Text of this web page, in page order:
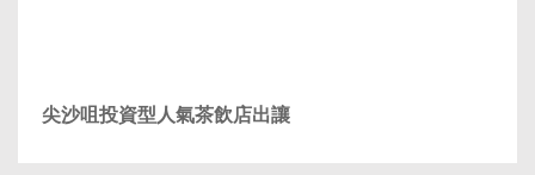
尖沙咀投資型人氣茶飲店出讓